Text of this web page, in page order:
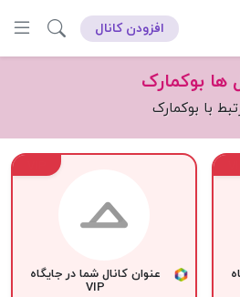
افزودن کانال
ها بوکمارک
با بوکمارک
عنوان کانال شما در جایگاه
VIP